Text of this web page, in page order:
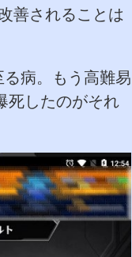
善されることは
病。もう高難易
死したのがそれ